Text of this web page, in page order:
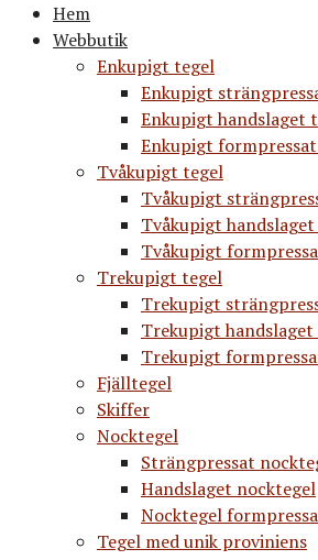
Hem
Webbutik
Enkupigt tegel
Enkupigt
Enkupigt handslaget
Enkupigt
Tvåkupigt tegel
Tvåkupigt
Tvåkupigt
Tvåkupigt
Trekupigt tegel
Trekupigt
Trekupigt
Trekupigt
Fjälltegel
Skiffer
Nocktegel
Strängpressat
Handslaget nocktegel
Nocktegel
Tegel med unik proviniens